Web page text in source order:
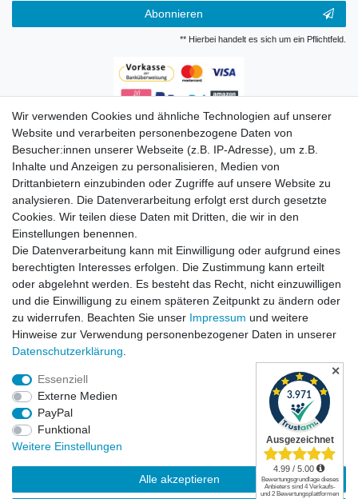
Abonnieren
** Hierbei handelt es sich um ein Pflichtfeld.
Zahlungsarten
Versandkosten
Widerrufsrecht Impressum|
Kontakt
Wir verwenden Cookies und ähnliche Technologien auf unserer
Website und verarbeiten personenbezogene Daten von
Besucher:innen unserer Webseite (z.B. IP-Adresse), um z.B.
Inhalte und Anzeigen zu personalisieren, Medien von
Drittanbietern einzubinden oder Zugriffe auf unsere Website zu
analysieren. Die Datenverarbeitung erfolgt erst durch gesetzte
Cookies. Wir teilen diese Daten mit Dritten, die wir in den
Einstellungen benennen.
Die Datenverarbeitung kann mit Einwilligung oder aufgrund eines
berechtigten Interesses erfolgen. Die Zustimmung kann erteilt
oder abgelehnt werden. Es besteht das Recht, nicht einzuwilligen
und die Einwilligung zu einem späteren Zeitpunkt zu ändern oder
zu widerrufen. Beachten Sie unser Impressum und weitere
Hinweise zur Verwendung personenbezogener Daten in unserer
Daten­schutz­erklärung
Essenziell
Externe Medien
PayPal
Funktional
Weitere Einstellungen
Alle akzeptieren
✕